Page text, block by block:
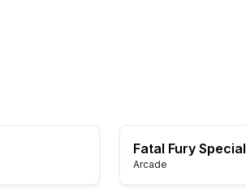
Fatal Fury Special
Arcade